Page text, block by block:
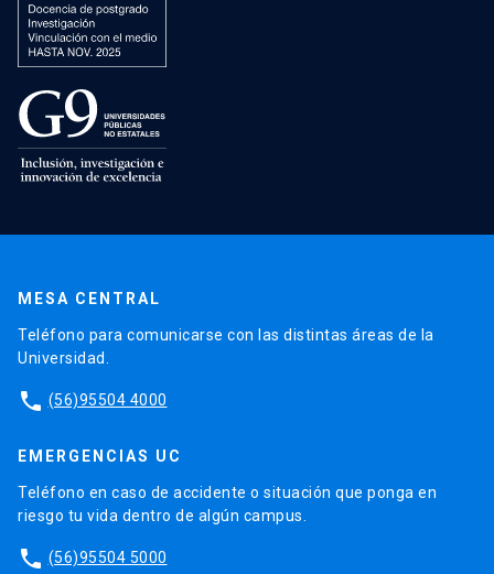
MESA CENTRAL
Teléfono para comunicarse con las distintas áreas de la
Universidad.
phone (56)95504 4000
EMERGENCIAS UC
Teléfono en caso de accidente o situación que ponga en
riesgo tu vida dentro de algún campus.
phone (56)95504 5000